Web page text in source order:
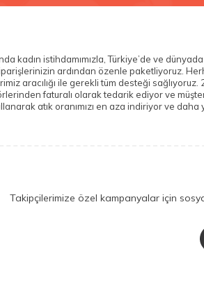
kadın istihdamımızla, Türkiye’de ve
ardından özenle paketliyoruz.
aracılığı ile gerekli tüm desteği sağlıyoruz.
faturalı olarak tedarik ediyor ve
atık oranımızı en aza indiriyor ve
Takipçilerimize özel kampanyalar için